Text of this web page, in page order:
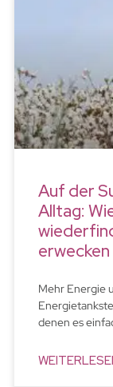
Auf der
Alltag:
Mehr Energie
denen es